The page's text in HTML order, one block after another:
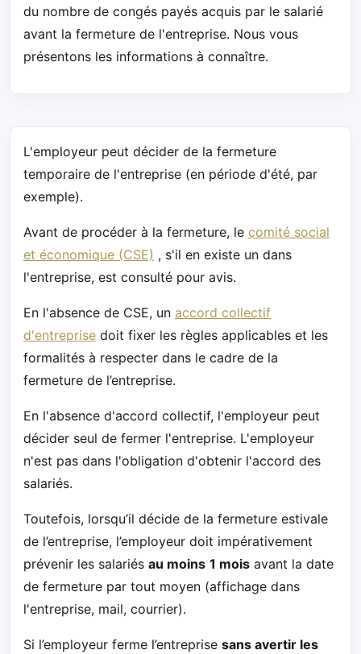
du nombre de congés payés acquis par le salarié
avant la fermeture de l'entreprise. Nous vous
présentons les informations à connaître.
L'employeur peut décider de la fermeture
temporaire de l'entreprise (en période d'été, par
exemple).
Avant de procéder à la fermeture, le comité social
et économique (CSE) , s'il en existe un dans
l'entreprise, est consulté pour avis.
En l'absence de CSE, un accord collectif
d'entreprise doit fixer les règles applicables et les
formalités à respecter dans le cadre de la
fermeture de l’entreprise.
En l'absence d'accord collectif, l'employeur peut
décider seul de fermer l'entreprise. L'employeur
n'est pas dans l'obligation d'obtenir l'accord des
salariés.
Toutefois, lorsqu’il décide de la fermeture estivale
de l’entreprise, l’employeur doit impérativement
prévenir les salariés au moins 1 mois avant la date
de fermeture par tout moyen (affichage dans
l'entreprise, mail, courrier).
Si l’employeur ferme l’entreprise sans avertir les